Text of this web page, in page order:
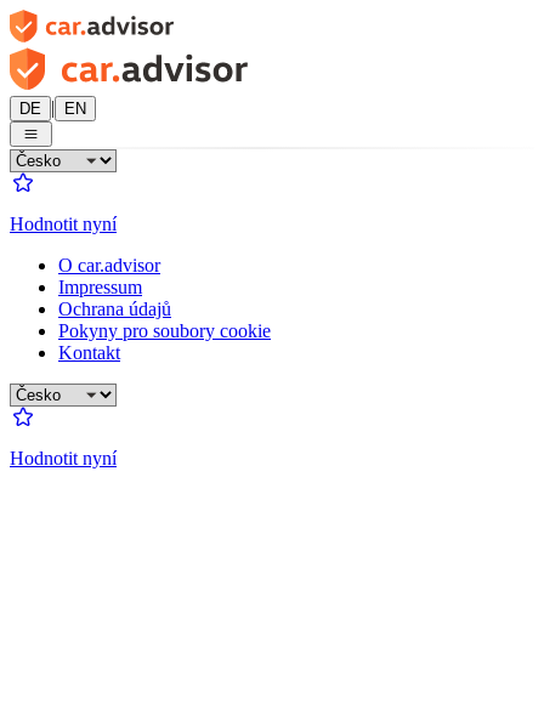
DE | EN
Hodnotit nyní
O car.advisor
Impressum
Ochrana údajů
Pokyny pro soubory cookie
Kontakt
Hodnotit nyní